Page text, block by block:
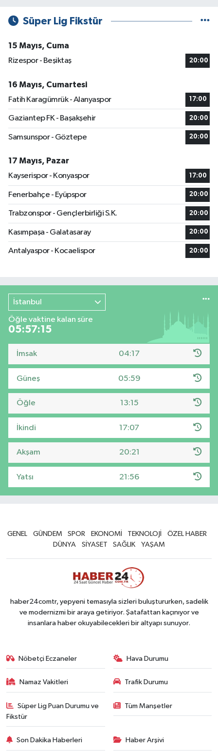
Süper Lig Fikstür
15 Mayıs, Cuma
Rizespor - Beşiktaş
20:00
16 Mayıs, Cumartesi
Fatih Karagümrük - Alanyaspor
17:00
Gaziantep FK - Başakşehir 20:00
Samsunspor - Göztepe 20:00
17 Mayıs, Pazar
Kayserispor - Konyaspor
17:00
Fenerbahçe - Eyüpspor 20:00
Trabzonspor - Gençlerbirliği S.K. 20:00
Kasımpaşa - Galatasaray 20:00
Antalyaspor - Kocaelispor 20:00
İstanbul
Öğle vaktine kalan süre
05:57:14
İmsak 04:17
Güneş 05:59
Öğle 13:15
İkindi 17:07
Akşam 20:21
Yatsı 21:56
GENEL GÜNDEM SPOR EKONOMİ TEKNOLOJİ
ÖZEL HABER
DÜNYA
SİYASET SAĞLIK YAŞAM
haber24comtr, yepyeni temasıyla sizleri buluştururken, sadelik
ve modernizmi bir araya getiriyor. Şatafattan kaçınıyor ve
insanlara haber okuyabilecekleri bir altyapı sunuyor.
Nöbetçi Eczaneler Hava Durumu
Namaz Vakitleri Trafik Durumu
Süper Lig Puan Durumu ve
Fikstür
Tüm Manşetler
Son Dakika Haberleri Haber Arşivi